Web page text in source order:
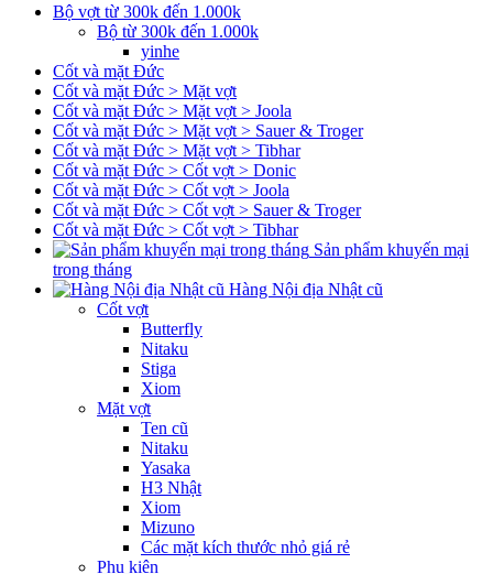
Bộ vợt từ 300k đến 1.000k
Bộ từ 300k đến 1.000k
yinhe
Cốt và mặt Đức
Cốt và mặt Đức > Mặt vợt
Cốt và mặt Đức > Mặt vợt > Joola
Cốt và mặt Đức > Mặt vợt > Sauer & Troger
Cốt và mặt Đức > Mặt vợt > Tibhar
Cốt và mặt Đức > Cốt vợt > Donic
Cốt và mặt Đức > Cốt vợt > Joola
Cốt và mặt Đức > Cốt vợt > Sauer & Troger
Cốt và mặt Đức > Cốt vợt > Tibhar
Sản phẩm khuyến mại
trong tháng
Hàng Nội địa Nhật cũ
Cốt vợt
Butterfly
Nitaku
Stiga
Xiom
Mặt vợt
Ten cũ
Nitaku
Yasaka
H3 Nhật
Xiom
Mizuno
Các mặt kích thước nhỏ giá rẻ
Phụ kiện